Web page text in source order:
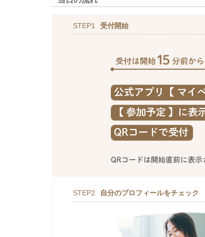
STEP1 受付開始
STEP2 自分のプロフィールをチェック